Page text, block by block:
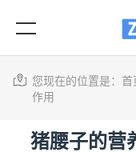
您现在的位置是： 首
作用
猪腰子的营